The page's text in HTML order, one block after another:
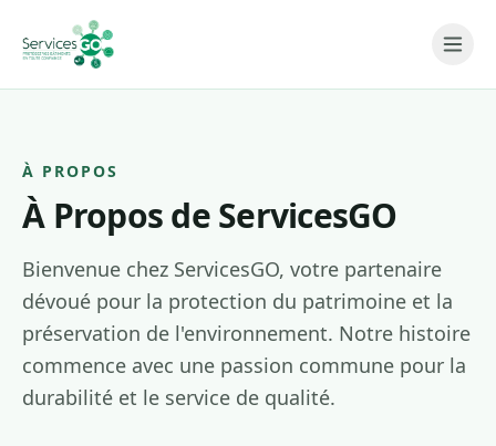
À PROPOS
À Propos de ServicesGO
Bienvenue chez ServicesGO, votre partenaire
dévoué pour la protection du patrimoine et la
préservation de l'environnement. Notre histoire
commence avec une passion commune pour la
durabilité et le service de qualité.